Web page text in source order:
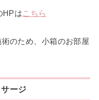
HPはこちら
のため、小箱のお部屋
ージ